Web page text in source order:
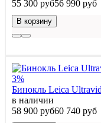
55 300 руб56 990 руб
В корзину
3%
Бинокль Leica
в наличии
58 900 руб60 740 руб